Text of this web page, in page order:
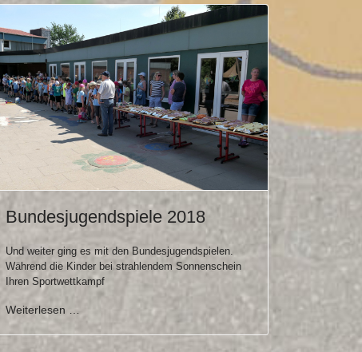
Bundesjugendspiele 2018
Und weiter ging es mit den Bundesjugendspielen.
Während die Kinder bei strahlendem Sonnenschein
Ihren Sportwettkampf
Weiterlesen …